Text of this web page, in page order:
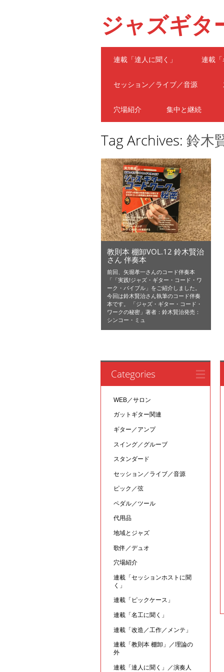
ジャズギタ
Main menu
連載「達人に聞く」 連載「
セッション／ライブ／音源
穴場紹介 集中と継続
Tag Archives:鈴木
教則本 棚卸VOL.12 鈴木賢治
さん 伴奏本
前回、矢堀孝一さんのコード伴奏本
「「実践!ジャズ・ギター・コード・ワ
ーク・バイブル」をご紹介しました。
今回は鈴木賢治さん執筆のコード伴奏
本です。 「ジャズ・ギター・コード・
ワークの秘密」著者：鈴木賢治発売：
シンコー・ミュ
Categories
WEB／サロン
ガットギター関連
ギター／アンプ
スイング／グルーブ
スタンダード
セッション／ライブ／音源
ピック／弦
ペダル／ツール
代用品
地域とジャズ
歌伴／デュオ
穴場紹介
連載「セッションホストに聞
く」
連載「ピックケース」
連載「名工に聞く」
連載「改造／工作／メンテ」
連載「教則本 棚卸」／理論の
外
連載「達人に聞く」／演奏人